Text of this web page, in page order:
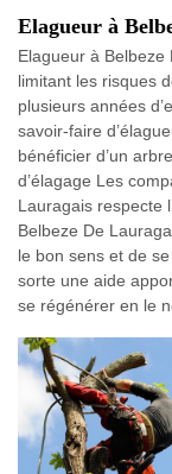
Elagueur à
Elagueur à
limitant les risques
plusieurs années
savoir-faire
bénéficier d’un
d’élagage Les
Lauragais respecte
Belbeze De
le bon sens et de
sorte une aide
se régénérer en le